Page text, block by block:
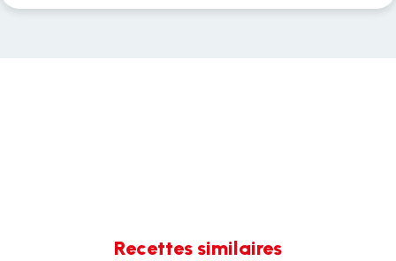
Recettes similaires